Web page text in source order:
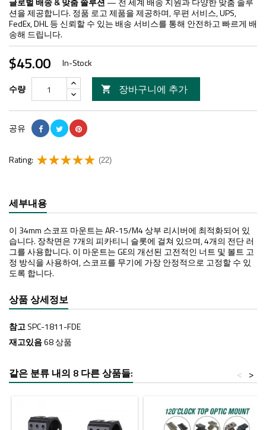
션을 제공합니다. 정품 로고 제품을 제공하며, 우편 서비스, UPS,
FedEx, DHL 등 신뢰할 수 있는 배송 서비스를 통해 안전하고 빠르게 배
송해 드립니다.
$45.00 In-Stock
수량  장바구니에 추가
공유
Rating: (22)
세부내용
이 34mm 스코프 마운트는 AR-15/M4 상부 리시버에 최적화되어 있
습니다. 장착면은 7개의 피카티니 슬롯에 걸쳐 있으며, 4개의 전단 러
그를 사용합니다. 이 마운트는 GE의 개선된 고전적인 너트 및 볼트 고
정 방식을 사용하여, 스코프를 무기에 가장 안정적으로 고정할 수 있
도록 합니다.
상품 상세정보
참고SPC-1811-FDE
재고있음68 상품
같은 분류 내의 8 다른 상품들: >
<